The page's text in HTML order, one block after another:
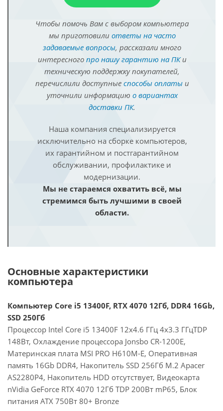
Чтобы помочь Вам с выбором компьютера
мы приготовили ответы на часто
задаваемые вопросы, рассказали много
интересного про нашу гарантию на ПКи
техническую поддержку покупателей,
перечислили доступные способы оплатыи
уточнили информацию о вариантах
доставки ПК.
Наша компания специализируется
исключительно на сборке компьютеров,
их гарантийном и постгарантийном
обслуживании, профилактике и
модернизации.
Мы не стараемся охватить всё, мы
стремимся быть лучшими в своей
области.
Основные характеристики
компьютера
Компьютер Core i5 13400F, RTX 4070 12Гб, DDR4 16Gb,
SSD 250Гб
Процессор Intel Core i5 13400F 12x4.6 ГГц 4x3.3 ГГцTDP
148Вт, Охлаждение процессора Jonsbo CR-1200E,
Материнская плата MSI PRO H610M-E, Оперативная
память 16Gb DDR4, Накопитель SSD 256Гб M.2 Apacer
AS2280P4, Накопитель HDD отсутствует, Видеокарта
nVidia GeForce RTX 4070 12Гб TDP 200Вт mP65, Блок
питания ATX 750Вт 80+ Bronze